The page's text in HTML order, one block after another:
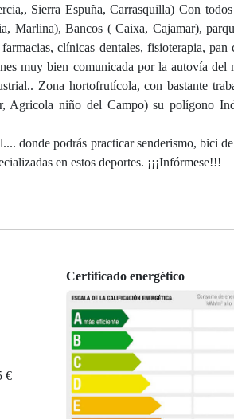
Sierra Espuña, Carrasquilla) Con
Marlina), Bancos ( Caixa, Cajamar),
clínicas dentales, fisioterapia, pan
muy bien comunicada por la autovía del
Zona hortofrutícola, con bastante
Agricola niño del Campo) su polígono
donde podrás practicar senderismo, bici
en estos deportes. ¡¡¡Infórmese!!!
€
Certificado energético